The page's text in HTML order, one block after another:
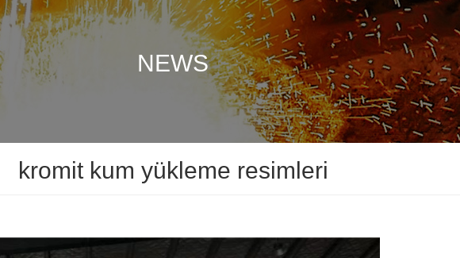
NEWS
kromit kum yükleme resimleri